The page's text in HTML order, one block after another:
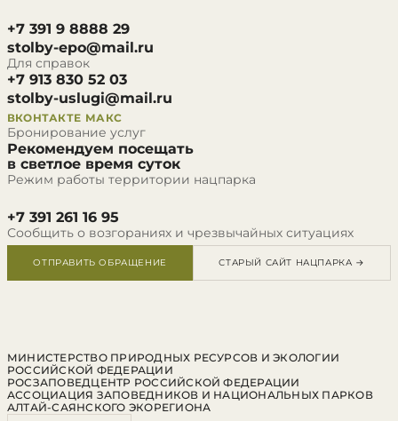
+7 391 9 8888 29
stolby-epo@mail.ru
Для справок
+7 913 830 52 03
stolby-uslugi@mail.ru
ВКОНТАКТЕ МАКС
Бронирование услуг
Рекомендуем посещать
в светлое время суток
Режим работы территории нацпарка
+7 391 261 16 95
Сообщить о возгораниях и чрезвычайных ситуациях
ОТПРАВИТЬ ОБРАЩЕНИЕ СТАРЫЙ САЙТ НАЦПАРКА →
МИНИСТЕРСТВО ПРИРОДНЫХ РЕСУРСОВ И ЭКОЛОГИИ
РОССИЙСКОЙ ФЕДЕРАЦИИ
РОСЗАПОВЕДЦЕНТР РОССИЙСКОЙ ФЕДЕРАЦИИ
АССОЦИАЦИЯ ЗАПОВЕДНИКОВ И НАЦИОНАЛЬНЫХ ПАРКОВ
АЛТАЙ-САЯНСКОГО ЭКОРЕГИОНА